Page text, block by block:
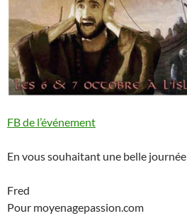
FB de l’événement
En vous souhaitant une belle journée
Fred
Pour moyenagepassion.com